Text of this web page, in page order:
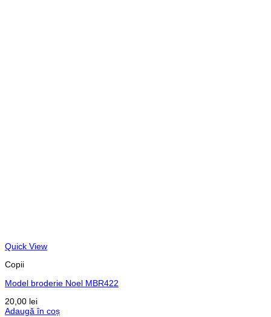
Quick View
Copii
Model broderie Noel MBR422
20,00 lei
Adaugă în coș